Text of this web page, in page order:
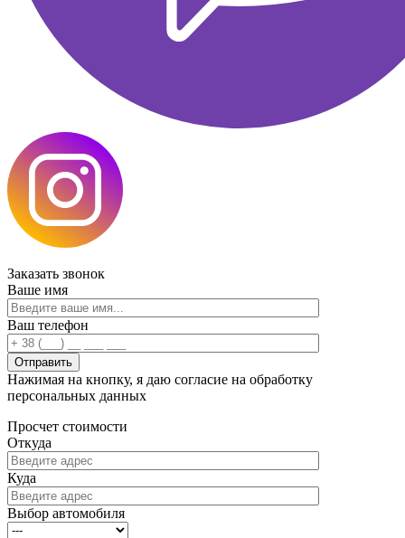
Заказать звонок
Ваше имя
Ваш телефон
Нажимая на кнопку, я даю согласие на обработку
персональных данных
Просчет стоимости
Откуда
Куда
Выбор автомобиля